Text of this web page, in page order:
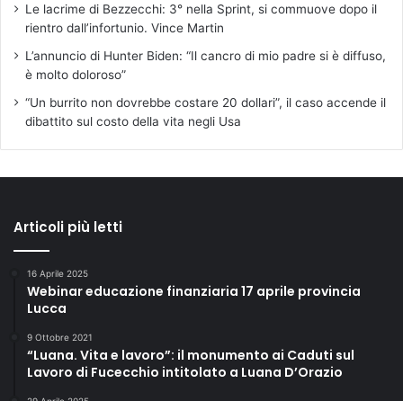
Le lacrime di Bezzecchi: 3° nella Sprint, si commuove dopo il
rientro dall’infortunio. Vince Martin
L’annuncio di Hunter Biden: “Il cancro di mio padre si è diffuso,
è molto doloroso”
“Un burrito non dovrebbe costare 20 dollari”, il caso accende il
dibattito sul costo della vita negli Usa
Articoli più letti
16 Aprile 2025
Webinar educazione finanziaria 17 aprile provincia
Lucca
9 Ottobre 2021
“Luana. Vita e lavoro”: il monumento ai Caduti sul
Lavoro di Fucecchio intitolato a Luana D’Orazio